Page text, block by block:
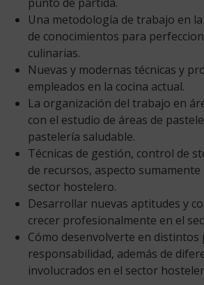
Una metodología de trabajo en la
de conocimientos para
culinarias.
Nuevas y modernas técnicas y
empleados en la cocina actual.
La organización del trabajo en
con el estudio de áreas de
pastelería saludable.
Técnicas de gestión, control de
de recursos, aspecto
sector hostelero.
Desarrollar nuevas aptitudes y
crecer profesionalmente en el
Cómo desenvolverte en distintos
responsabilidad, además de
involucrados en el sector